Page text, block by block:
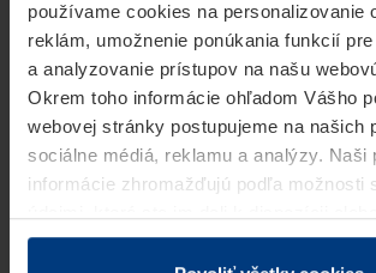
používame cookies na personalizovanie
reklám, umožnenie ponúkania funkcií
a analyzovanie prístupov na našu
Okrem toho informácie ohľadom Vášho
webovej stránky postupujeme na našich
sociálne médiá, reklamu a analýzy. Naši
informácie zhromažďujú podľa možnosti
v rámci Vášho využívania služieb.